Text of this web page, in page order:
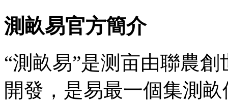
測畝易官方簡介
“測畝易”是测亩由聯農創
開發，是易最一個集測